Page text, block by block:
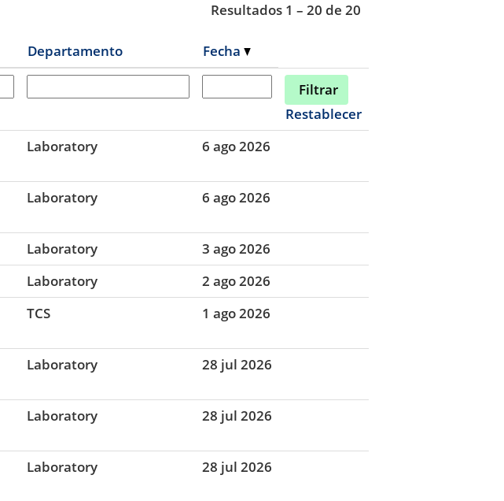
Resultados 1 – 20 de 20
Departamento Fecha
Restablecer
Laboratory 6 ago 2026
Laboratory 6 ago 2026
Laboratory
3 ago 2026
Laboratory
2 ago 2026
TCS 1 ago 2026
Laboratory 28 jul 2026
Laboratory 28 jul 2026
Laboratory 28 jul 2026